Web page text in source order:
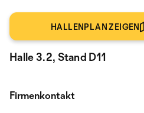
HALLENPLAN ZEIGEN
Halle 3.2, Stand D11
Firmenkontakt